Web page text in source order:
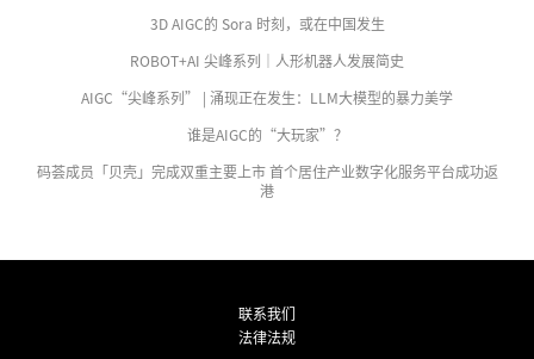
3D AIGC的 Sora 时刻，或在中国发生
ROBOT+AI 尖峰系列｜人形机器人发展简史
AIGC“尖峰系列” | 涌现正在发生：LLM大模型的暴力美学
谁是AIGC的“大玩家”？
码荟成员「贝壳」完成双重主要上市 首个居住产业数字化服务平台成功返
港
联系我们
法律法规